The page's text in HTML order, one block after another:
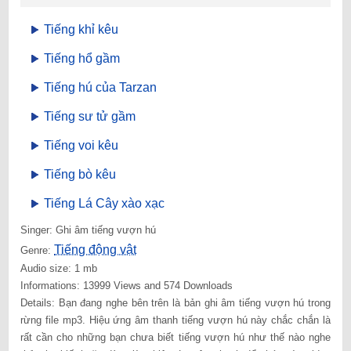
Tiếng khỉ kêu
Tiếng hổ gầm
Tiếng hú của Tarzan
Tiếng sư tử gầm
Tiếng voi kêu
Tiếng bò kêu
Tiếng Lá Cây xào xạc
Singer: Ghi âm tiếng vượn hú
Genre: Tiếng động vật
Audio size: 1 mb
Informations: 13999 Views and 574 Downloads
Details: Bạn đang nghe bên trên là bản ghi âm tiếng vượn hú trong
rừng file mp3. Hiệu ứng âm thanh tiếng vượn hú này chắc chắn là
rất cần cho những bạn chưa biết tiếng vượn hú như thế nào nghe